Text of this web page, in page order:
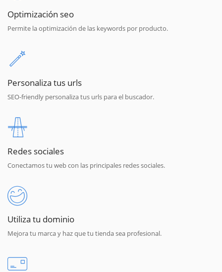
Optimización seo
Permite la optimización de las keywords por producto.
Personaliza tus urls
SEO-friendly personaliza tus urls para el buscador.
Redes sociales
Conectamos tu web con las principales redes sociales.
Utiliza tu dominio
Mejora tu marca y haz que tu tienda sea profesional.